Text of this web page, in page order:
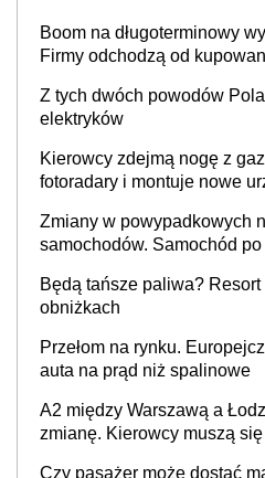
Boom na długoterminowy
Firmy odchodzą od
Z tych dwóch powodów
elektryków
Kierowcy zdejmą nogę z
fotoradary i montuje nowe
Zmiany w powypadkowych
samochodów. Samochód
producenta
Będą tańsze paliwa?
obniżkach
Przełom na rynku.
auta na prąd niż spalinowe
A2 między Warszawą a
zmianę. Kierowcy muszą
Czy pasażer może dostać